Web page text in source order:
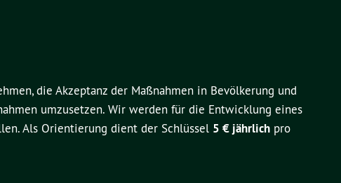
die Akzeptanz der Maßnahmen in Bevölkerung und
umzusetzen. Wir werden für die Entwicklung eines
Als Orientierung dient der Schlüssel 5 € jährlich pro